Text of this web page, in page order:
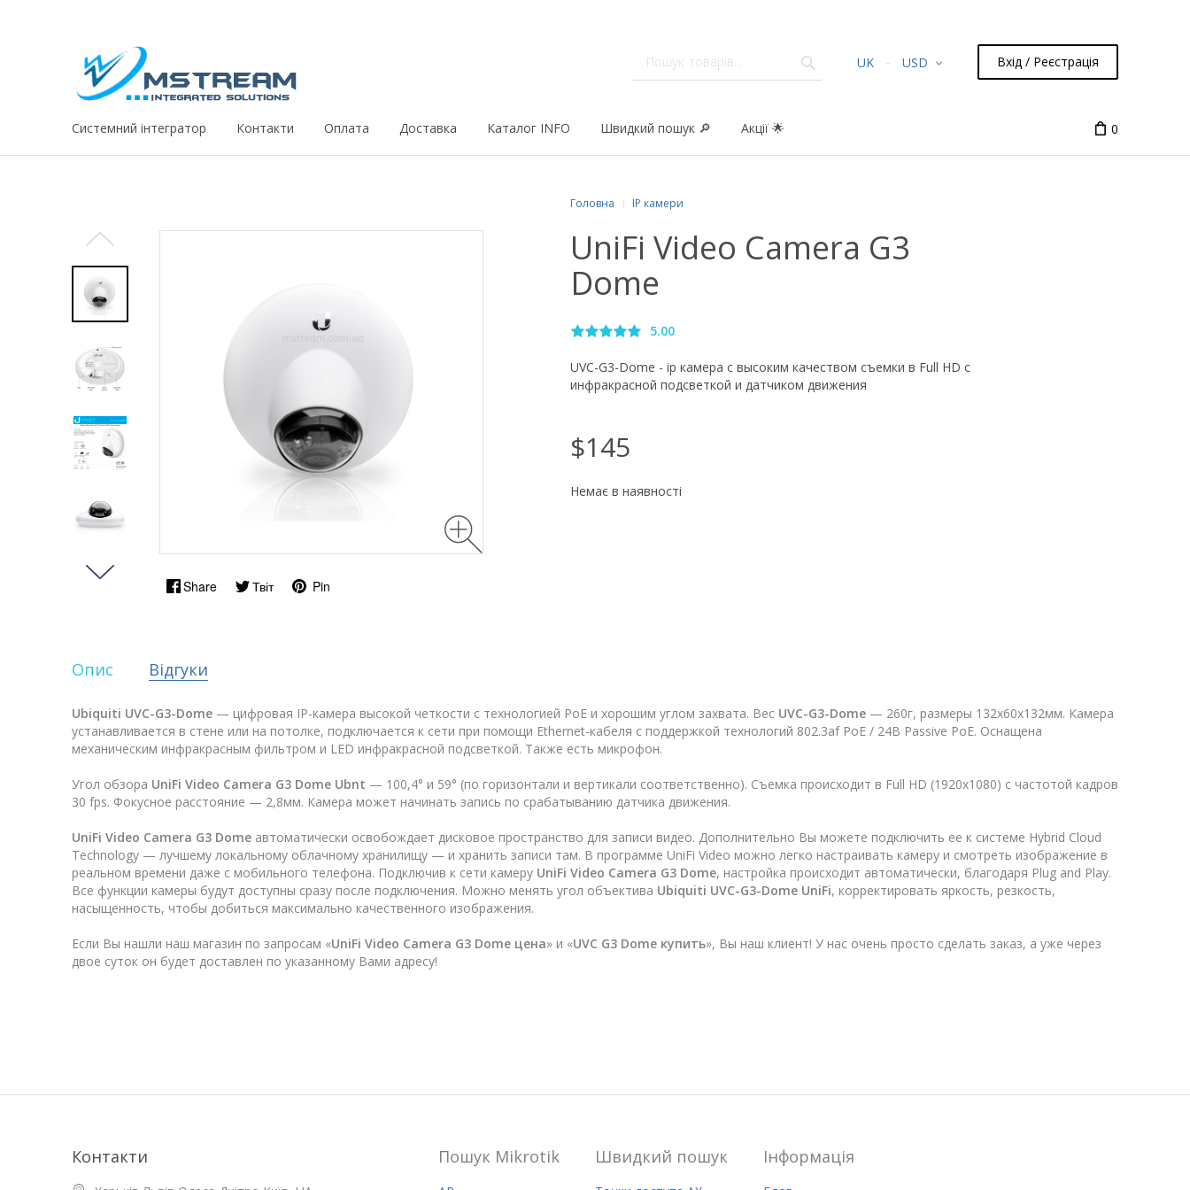
UK USD Вхід / Реєстрація
Системний iнтегратор Контакти Оплата Доставка Каталог INFO Швидкий пошук 🔎 Акції 🌟 0
Share Твіт Pin
Головна IP камери
UniFi Video Camera G3
Dome
5.00
UVC-G3-Dome - ip камера с высоким качеством съемки в Full HD с
инфракрасной подсветкой и датчиком движения
$145
Немає в наявності
Опис Відгуки
Ubiquiti UVC-G3-Dome — цифровая IP-камера высокой четкости с технологией PoE и хорошим углом захвата. Вес UVC-G3-Dome — 260г, размеры 132х60х132мм. Камера
устанавливается в стене или на потолке, подключается к сети при помощи Ethernet-кабеля с поддержкой технологий 802.3af PoE / 24В Passive PoE. Оснащена
механическим инфракрасным фильтром и LED инфракрасной подсветкой. Также есть микрофон.
Угол обзора UniFi Video Camera G3 Dome Ubnt — 100,4° и 59° (по горизонтали и вертикали соответственно). Съемка происходит в Full HD (1920x1080) с частотой кадров
30 fps. Фокусное расстояние — 2,8мм. Камера может начинать запись по срабатыванию датчика движения.
UniFi Video Camera G3 Dome автоматически освобождает дисковое пространство для записи видео. Дополнительно Вы можете подключить ее к системе Hybrid Cloud
Technology — лучшему локальному облачному хранилищу — и хранить записи там. В программе UniFi Video можно легко настраивать камеру и смотреть изображение в
реальном времени даже с мобильного телефона. Подключив к сети камеру UniFi Video Camera G3 Dome, настройка происходит автоматически, благодаря Plug and Play.
Все функции камеры будут доступны сразу после подключения. Можно менять угол объектива Ubiquiti UVC-G3-Dome UniFi, корректировать яркость, резкость,
насыщенность, чтобы добиться максимально качественного изображения.
Если Вы нашли наш магазин по запросам «UniFi Video Camera G3 Dome цена» и «UVC G3 Dome купить», Вы наш клиент! У нас очень просто сделать заказ, а уже через
двое суток он будет доставлен по указанному Вами адресу!
Контакти Пошук Mikrotik Швидкий пошук Iнформацiя